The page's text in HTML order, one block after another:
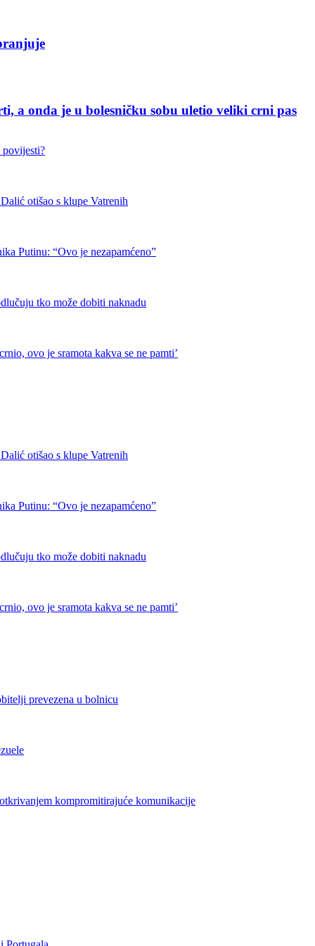
a onda je u bolesničku sobu uletio veliki crni pas
povijesti?
otišao s klupe Vatrenih
Putinu: “Ovo je nezapamćeno”
tko može dobiti naknadu
ovo je sramota kakva se ne pamti’
otišao s klupe Vatrenih
Putinu: “Ovo je nezapamćeno”
tko može dobiti naknadu
ovo je sramota kakva se ne pamti’
prevezena u bolnicu
kompromitirajuće komunikacije